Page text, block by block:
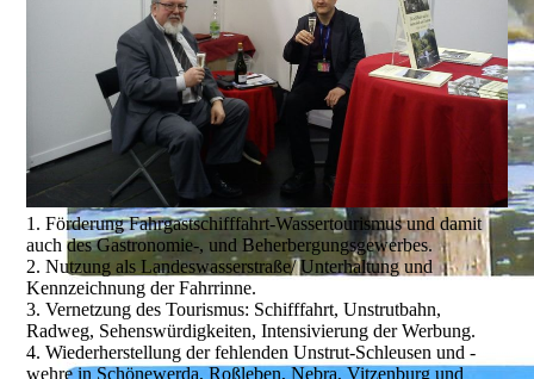
1. Förderung Fahrgastschifffahrt-Wassertourismus und damit
auch des Gastronomie-, und Beherbergungsgewerbes.
2. Nutzung als Landeswasserstraße/ Unterhaltung und
Kennzeichnung der Fahrrinne.
3. Vernetzung des Tourismus: Schifffahrt, Unstrutbahn,
Radweg, Sehenswürdigkeiten, Intensivierung der Werbung.
4. Wiederherstellung der fehlenden Unstrut-Schleusen und -
wehre in Schönewerda, Roßleben, Nebra, Vitzenburg und